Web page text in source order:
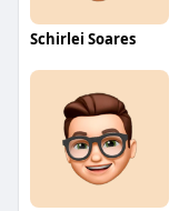
Schirlei Soares